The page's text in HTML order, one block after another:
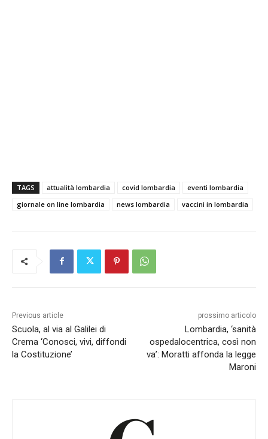
TAGS attualità lombardia covid lombardia
eventi lombardia
giornale on line lombardia
news lombardia vaccini in lombardia
Previous article
Scuola, al via al Galilei di
Crema ‘Conosci, vivi, diffondi
la Costituzione’
prossimo articolo
Lombardia, ‘sanità
ospedalocentrica, così non
va’: Moratti affonda la legge
Maroni